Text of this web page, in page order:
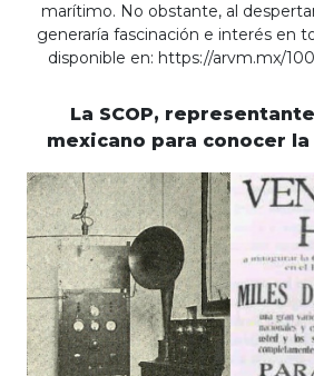
marítimo. No obstante, al
generaría fascinación e interés en
disponible en: https://arvm.mx/
La SCOP,
mexicano para conocer